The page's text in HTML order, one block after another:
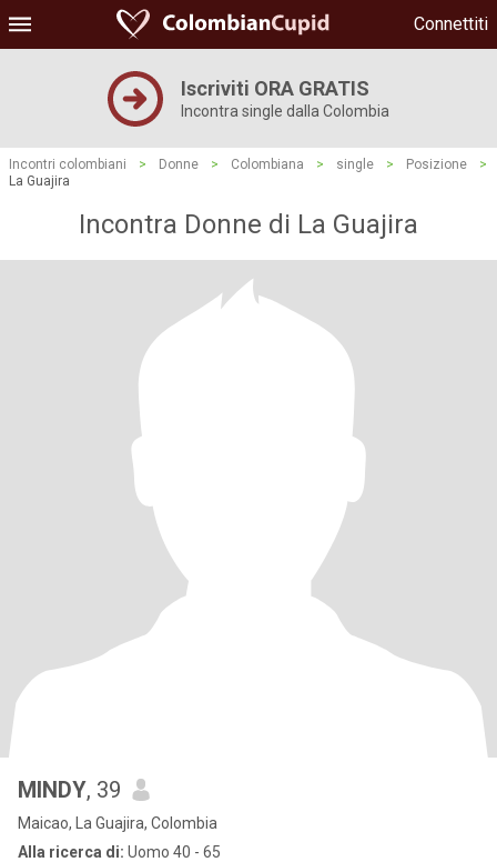
Connettiti
Iscriviti ORA GRATIS
Incontra single dalla Colombia
Incontri colombiani > Donne > Colombiana > single > Posizione
>
La Guajira
Incontra Donne di La Guajira
MINDY, 39
Maicao, La Guajira, Colombia
Alla ricerca di: Uomo 40 - 65